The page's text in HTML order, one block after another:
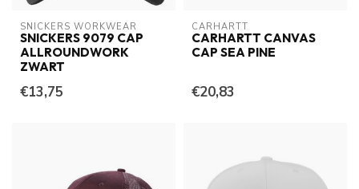
SNICKERS WORKWEAR
SNICKERS 9079 CAP
ALLROUNDWORK
ZWART
€13,75
CARHARTT
CARHARTT CANVAS
CAP SEA PINE
€20,83